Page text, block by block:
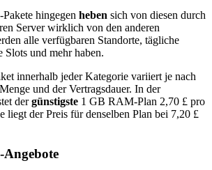
hingegen heben sich von diesen durch
Server wirklich von den anderen
alle verfügbaren Standorte, tägliche
Slots und mehr haben.
innerhalb jeder Kategorie variiert je nach
und der Vertragsdauer. In der
dergünstigste 1 GB RAM-Plan 2,70 £ pro
liegt der Preis für denselben Plan bei 7,20 £
Angebote